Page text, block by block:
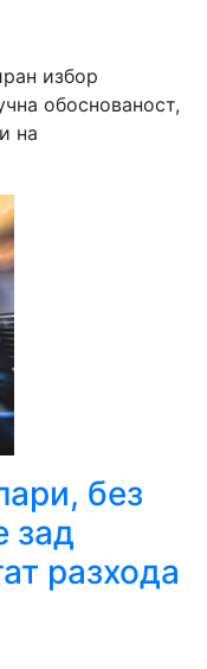
избор
обоснованост,
на
без
зад
разхода